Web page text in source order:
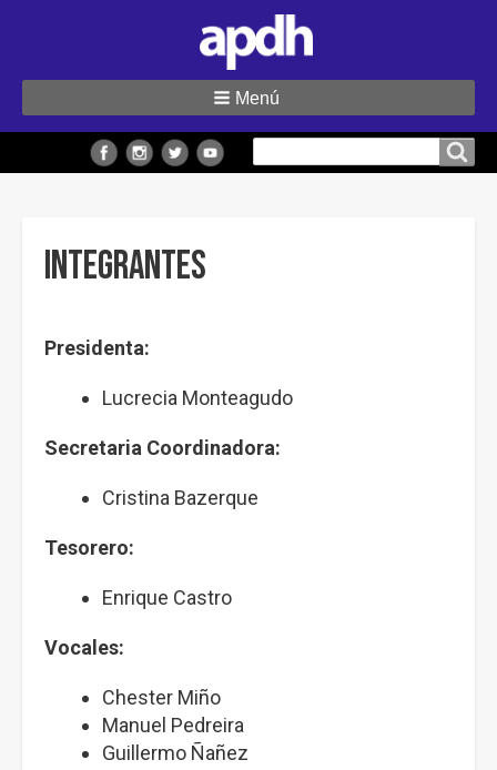
Menú
Integrantes
Presidenta:
Lucrecia Monteagudo
Secretaria Coordinadora:
Cristina Bazerque
Tesorero:
Enrique Castro
Vocales:
Chester Miño
Manuel Pedreira
Guillermo Ñañez